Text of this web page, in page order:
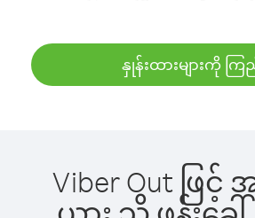
နှုန်းထားများကို ကြ
Viber Out ဖြင့်